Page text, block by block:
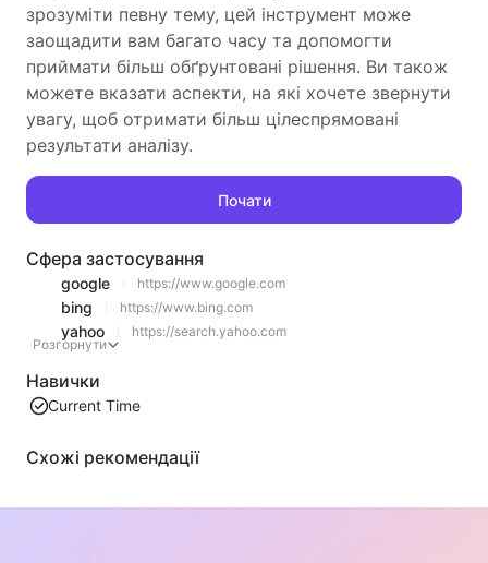
зрозуміти певну тему, цей інструмент може
заощадити вам багато часу та допомогти
приймати більш обґрунтовані рішення. Ви також
можете вказати аспекти, на які хочете звернути
увагу, щоб отримати більш цілеспрямовані
результати аналізу.
Почати
Сфера застосування
google https://www.google.com
bing https://www.bing.com
yahoo
https://search.yahoo.com
Розгорнути
Навички
Current Time
Схожі рекомендації
Витягування контенту списку відео